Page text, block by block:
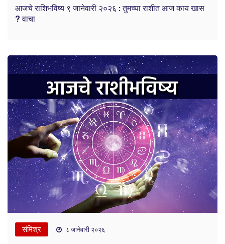
आजचे राशिभविष्य ९ जानेवारी २०२६ : तुमच्या राशीत आज काय खास
? वाचा
संमिश्र ८ जानेवारी २०२६